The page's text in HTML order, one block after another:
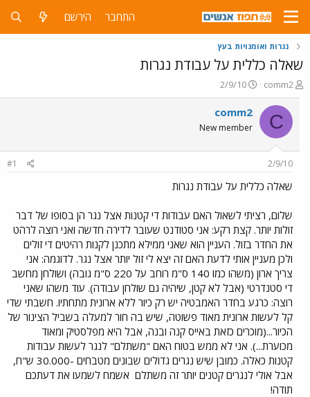
התחבר הירשם
נגרות ואומנויות בעץ
שאלה כללית על עבודת נגרות
פ
ו
ת
ח
ה
ו
ש
א
comm2
פ
ו
ר
ם
ר
2/9/10
C
comm2
New member
2/9/10
#1
שאלה כללית על עבודת נגרות
שלום, רציתי לשאול האם עבודות די קטנות אצל נגר הן בסופו של דבר
זולות יותר. קצת רקע: אני סטודנט שעובר לדירה חדשה ואני רוצה לרהט
את החדר בזול. העניין הוא שאני ממילא מתכנן לקנות רהיטים די זולים
ולכן מעניין אותי לדעת האם זה יצא לי זול יותר אצל נגר. לדוגמה: אני
צריך ארון (משהו כמו 140 ס"מ רוחב על 220 ס"מ גובה) ושולחן מחשב
די סטנדרטי (אבל לא קטן, שיהיה גם שולחן עבודה). עוד משהו שאני
רוצה: כרגע בחדר האמבטיה יש רק כיור ללא ארונית מתחתיו. חשבתי שדי
קל לעשות ארונית מאוד פשוטה, שיש בה חור למעלה בשביל הצינור של
הכיור...(מוכרים כזאת באייס קנה ובנה, אבל היא מפלסטיק ומאוד
מכוערת...). אני לא ממש בטוח האם "משתלם" לנגר לעשות עבודות
קטנות כאלה. כמובן שיש נגרים גדולים שבונים מטבחים -30.000 ש"ח,
אבל אולי לנגרים קטנים יותר זה משתלם אשמח לשמעו את דעתכם
תודה!